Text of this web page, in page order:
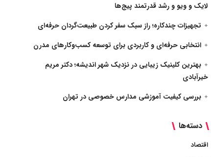
لایک و ویو و رشد قدرتمند پیج‌ها
تجهیزات چندکاره؛ راز سبک سفر کردن طبیعت‌گردان حرفه‌ای
انتخابی حرفه‌ای و کاربردی برای توسعه کسب‌وکارهای مدرن
بهترین کلینیک زیبایی در نزدیک شهر اندیشه؛ دکتر مریم
خیرآبادی
بررسی کیفیت آموزشی مدارس خصوصی در تهران
دسته‌ها
اقتصاد